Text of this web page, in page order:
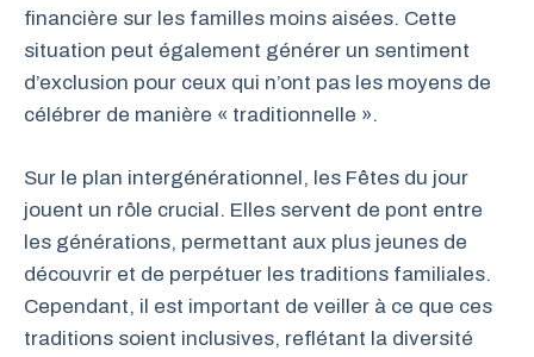
financière sur les familles moins aisées. Cette
situation peut également générer un sentiment
d’exclusion pour ceux qui n’ont pas les moyens de
célébrer de manière « traditionnelle ».
Sur le plan intergénérationnel, les Fêtes du jour
jouent un rôle crucial. Elles servent de pont entre
les générations, permettant aux plus jeunes de
découvrir et de perpétuer les traditions familiales.
Cependant, il est important de veiller à ce que ces
traditions soient inclusives, reflétant la diversité